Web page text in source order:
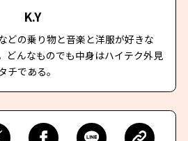
K.Y
どの乗り物と音楽と洋服が好きな
どんなものでも中身はハイテク外見
チである。